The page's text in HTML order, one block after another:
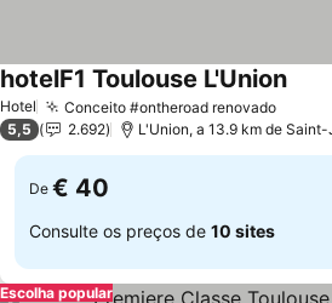
Hotel Conceito #ontheroad renovadoVer
hotelF1 Toulouse L'UnionVer
5,5 2.692 L'Union, a 13.9 km de
De € 40
Consulte os preços de 10 sites
Escolha popular